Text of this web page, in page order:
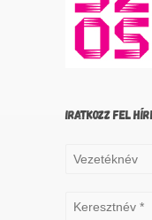
IRATKOZZ FEL